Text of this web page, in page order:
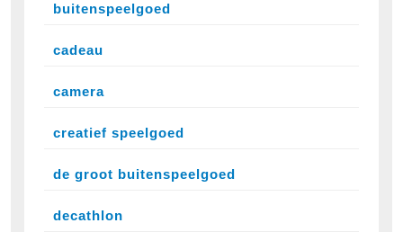
buitenspeelgoed
cadeau
camera
creatief speelgoed
de groot buitenspeelgoed
decathlon